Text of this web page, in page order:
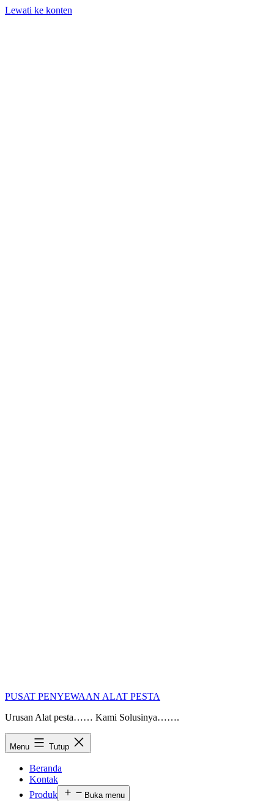
Lewati ke konten
PUSAT PENYEWAAN ALAT PESTA
Urusan Alat pesta…… Kami Solusinya…….
Menu Tutup
Beranda
Kontak
Produk
Buka menu